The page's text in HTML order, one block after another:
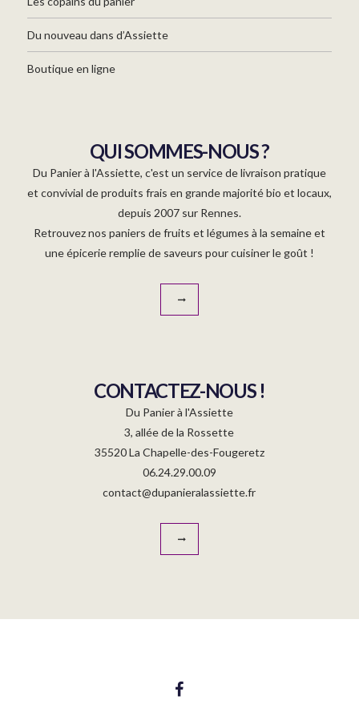
Du nouveau dans d’Assiette
Boutique en ligne
QUI SOMMES-NOUS ?
Du Panier à l'Assiette, c'est un service de livraison pratique
et convivial de produits frais en grande majorité bio et locaux,
depuis 2007 sur Rennes.
Retrouvez nos paniers de fruits et légumes à la semaine et
une épicerie remplie de saveurs pour cuisiner le goût !
CONTACTEZ-NOUS !
Du Panier à l'Assiette
3, allée de la Rossette
35520 La Chapelle-des-Fougeretz
06.24.29.00.09
contact@dupanieralassiette.fr